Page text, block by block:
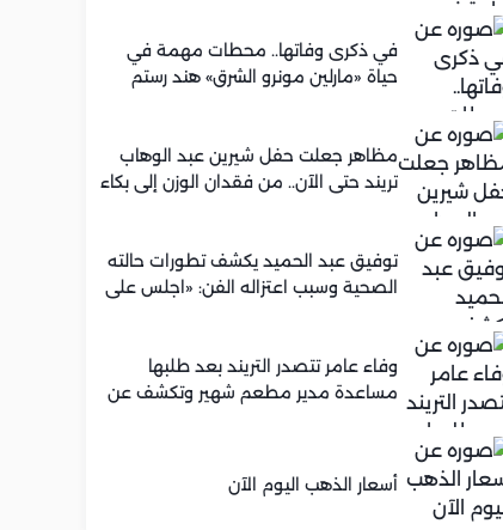
في ذكرى وفاتها.. محطات مهمة في
حياة «مارلين مونرو الشرق» هند رستم
مظاهر جعلت حفل شيرين عبد الوهاب
تريند حتى الآن.. من فقدان الوزن إلى بكاء
توفيق عبد الحميد يكشف تطورات حالته
الصحية وسبب اعتزاله الفن: «اجلس على
وفاء عامر تتصدر التريند بعد طلبها
مساعدة مدير مطعم شهير وتكشف عن
أسعار الذهب اليوم الآن